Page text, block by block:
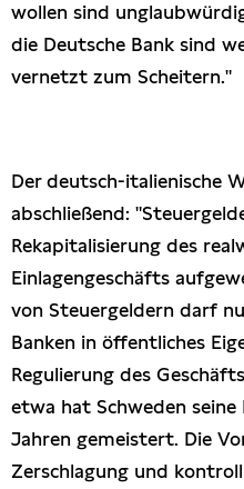
wollen sind
die Deutsche Bank sind
vernetzt zum Scheitern."
Der deutsch-italienische
abschließend:
Rekapitalisierung des
Einlagengeschäfts
von Steuergeldern darf
Banken in öffentliches
Regulierung des
etwa hat Schweden seine
Jahren gemeistert. Die
Zerschlagung und